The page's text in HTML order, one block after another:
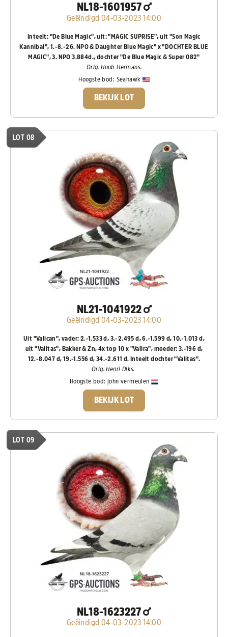
NL18-1601957
Geëindigd 04-03-2023 14:00
Inteelt: "De Blue Magic", uit: "MAGIC SUPRISE", uit "Son Magic
Kannibal", 1.-8.-26. NPO & Daughter Blue Magic" x "DOCHTER BLUE
MAGIC", 3. NPO 3.884d., dochter "De Blue Magic & Super 082"
Orig. Huub Hermans.
Hoogste bod: Seahawk
BEKIJK LOT
LOT 08
NL21-1041922
Geëindigd 04-03-2023 14:00
Uit "Valican", vader: 2.-1.533 d, 3.-2.495 d, 6.-1.599 d, 10.-1.013 d,
uit "Valitas", Bakker & Zn, 4x top 10 x "Valira", moeder: 3.-196 d,
12.-8.047 d, 19.-1.556 d, 34.-2.611 d. Inteelt dochter "Valitas".
Orig. Henri Diks.
Hoogste bod: john vermeulen
BEKIJK LOT
LOT 09
NL18-1623227
Geëindigd 04-03-2023 14:00